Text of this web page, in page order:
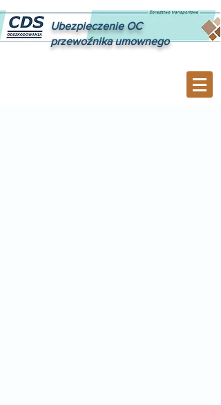
Ubezpieczenie OC
przewoźnika umownego